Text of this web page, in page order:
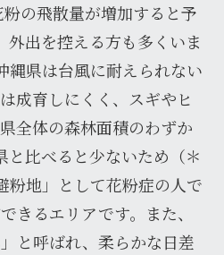
の飛散量が増加すると予
外出を控える方も多くいま
縄県は台風に耐えられない
成育しにくく、スギやヒ
全体の森林面積のわずか
と比べると少ないため（＊
粉地」として花粉症の人で
きるエリアです。また、
と呼ばれ、柔らかな日差